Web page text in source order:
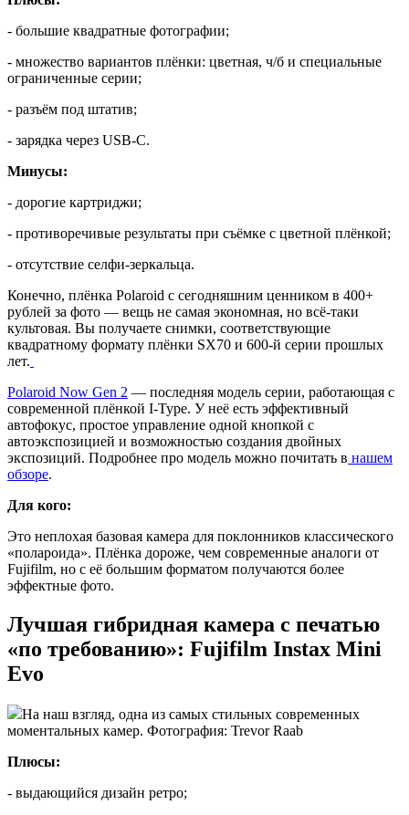
- большие квадратные фотографии;
- множество вариантов плёнки: цветная, ч/б и специальные
ограниченные серии;
- разъём под штатив;
- зарядка через USB-C.
Минусы:
- дорогие картриджи;
- противоречивые результаты при съёмке с цветной плёнкой;
- отсутствие селфи-зеркальца.
Конечно, плёнка Polaroid с сегодняшним ценником в 400+
рублей за фото — вещь не самая экономная, но всё-таки
культовая. Вы получаете снимки, соответствующие
квадратному формату плёнки SX70 и 600-й серии прошлых
лет.
Polaroid Now Gen 2 — последняя модель серии, работающая с
современной плёнкой I-Type. У неё есть эффективный
автофокус, простое управление одной кнопкой с
автоэкспозицией и возможностью создания двойных
экспозиций. Подробнее про модель можно почитать в нашем
обзоре.
Для кого:
Это неплохая базовая камера для поклонников классического
«полароида». Плёнка дороже, чем современные аналоги от
Fujifilm, но с её большим форматом получаются более
эффектные фото.
Лучшая гибридная камера с печатью
«по требованию»: Fujifilm Instax Mini
Evo
На наш взгляд, одна из самых стильных современных
моментальных камер. Фотография: Trevor Raab
Плюсы:
- выдающийся дизайн ретро;